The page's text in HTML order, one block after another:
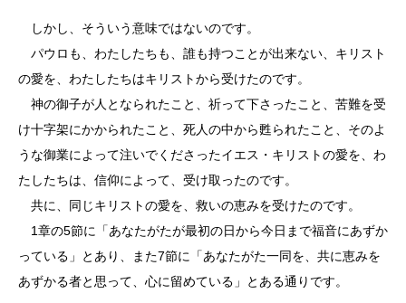
しかし、そういう意味ではないのです。
パウロも、わたしたちも、誰も持つことが出来ない、キリスト
の愛を、わたしたちはキリストから受けたのです。
神の御子が人となられたこと、祈って下さったこと、苦難を受
け十字架にかかられたこと、死人の中から甦られたこと、そのよ
うな御業によって注いでくださったイエス・キリストの愛を、わ
たしたちは、信仰によって、受け取ったのです。
共に、同じキリストの愛を、救いの恵みを受けたのです。
1章の5節に「あなたがたが最初の日から今日まで福音にあずか
っている」とあり、また7節に「あなたがた一同を、共に恵みを
あずかる者と思って、心に留めている」とある通りです。